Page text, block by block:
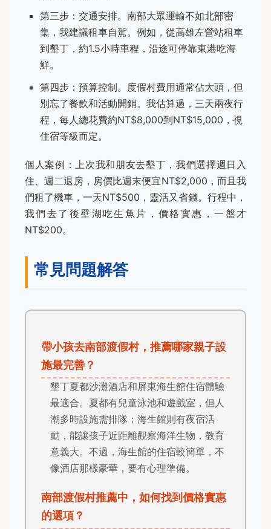
第三步：交通安排。南部大眾運輸不如北部密
集，我建議租車自駕。例如，從高雄左營站租車
到墾丁，約1.5小時車程，沿途可停靠東港吃海
鮮。
第四步：預算控制。度假村費用通常佔大頭，但
別忘了餐飲和活動開銷。我估算過，三天兩夜行
程，每人總花費約NT$8,000到NT$15,000，視
住宿等級而定。
個人案例：上次我和朋友去墾丁，我們選擇週日入
住、週二退房，房價比週末便宜NT$2,000，而且我
們租了機車，一天NT$500，靈活又省錢。行程中，
我們去了後壁湖吃生魚片，價格實惠，一盤才
NT$200。
常見問題解答
帶小孩去南部渡假村，推薦哪家親子設
施最完善？
墾丁夏都沙灘酒店和屏東海生館住宿體驗
最適合。夏都有兒童泳池和遊戲室，但人
潮多時設施需排隊；海生館則有夜宿活
動，能讓孩子近距離觀察海洋生物，教育
意義大。不過，海生館的住宿較簡單，不
像酒店那樣豪華，要有心理準備。
南部渡假村推薦中，如何找到價格實惠
的選項？